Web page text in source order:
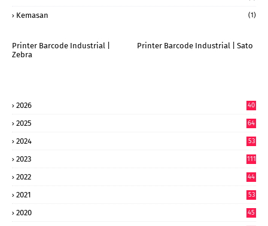
Kemasan (1)
Printer Barcode Industrial |
Zebra
Printer Barcode Industrial | Sato
2026
40
2025
64
2024
53
2023 111
2022
44
2021 53
2020 45